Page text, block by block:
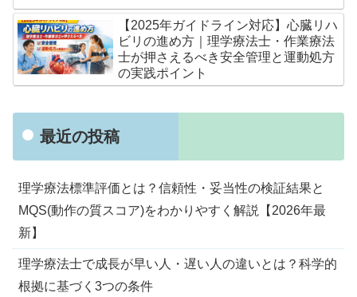
【2025年ガイドライン対応】心臓リハ
ビリの進め方｜理学療法士・作業療法
士が押さえるべき安全管理と運動処方
の実践ポイント
最近の投稿
理学療法標準評価とは？信頼性・妥当性の検証結果と
MQS(動作の質スコア)をわかりやすく解説【2026年最
新】
理学療法士で成長が早い人・遅い人の違いとは？科学的
根拠に基づく3つの条件